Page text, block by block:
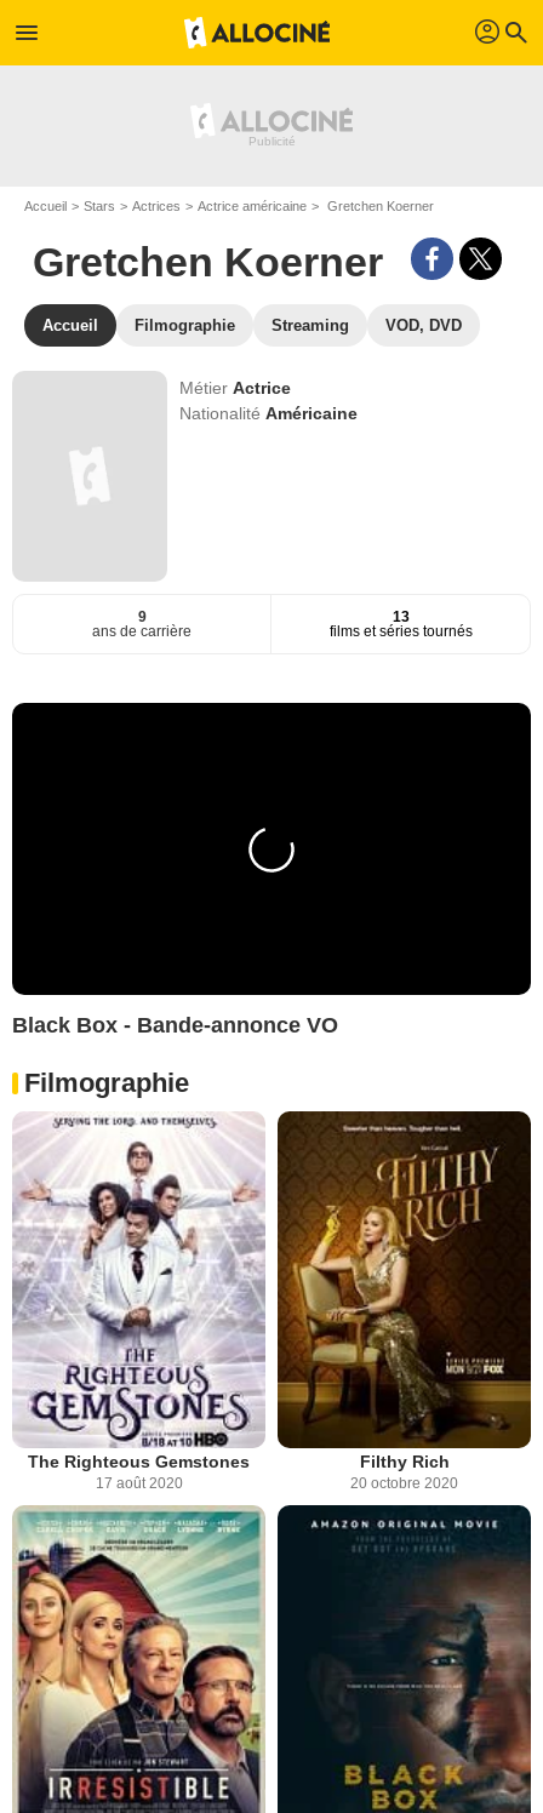
menu profil search
Accueil Stars Actrices Actrice américaine Gretchen Koerner
Gretchen Koerner
Accueil Filmographie Streaming VOD, DVD
MétierActrice
NationalitéAméricaine
9
ans de carrière
13
films et séries tournés
Black Box - Bande-annonce VO
Filmographie
The Righteous Gemstones
17 août 2020
Filthy Rich
20 octobre 2020